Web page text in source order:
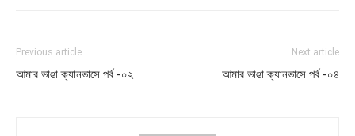
Previous article
আমার ভাঙা ক্যানভাসে পর্ব -০২
Next article
আমার ভাঙা ক্যানভাসে পর্ব -০৪